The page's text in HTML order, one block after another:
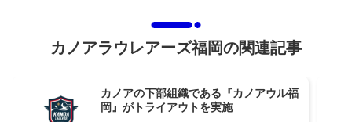
カノアラウレアーズ福岡の関連記事
カノアの下部組織である『カノアウル福
岡』がトライアウトを実施